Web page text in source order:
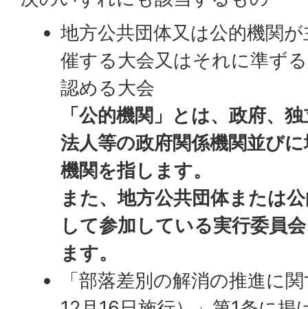
地方公共団体又は公的機関
催する大会又はそれに準ず
認める大会
「公的機関」とは、政府、
法人等の政府関係機関並び
機関を指します。
また、地方公共団体または
して参加している実行委員
ます。
「部落差別の解消の推進に